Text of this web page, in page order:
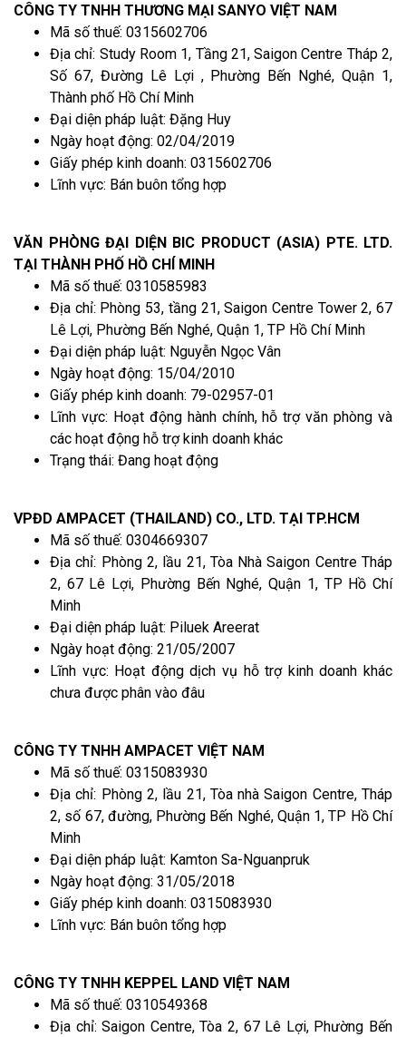
CÔNG TY TNHH THƯƠNG MẠI SANYO VIỆT NAM
Mã số thuế: 0315602706
Địa chỉ: Study Room 1, Tầng 21, Saigon Centre Tháp 2,
Số 67, Đường Lê Lợi , Phường Bến Nghé, Quận 1,
Thành phố Hồ Chí Minh
Đại diện pháp luật: Đặng Huy
Ngày hoạt động: 02/04/2019
Giấy phép kinh doanh: 0315602706
Lĩnh vực: Bán buôn tổng hợp
VĂN PHÒNG ĐẠI DIỆN BIC PRODUCT (ASIA) PTE. LTD.
TẠI THÀNH PHỐ HỒ CHÍ MINH
Mã số thuế: 0310585983
Địa chỉ: Phòng 53, tầng 21, Saigon Centre Tower 2, 67
Lê Lợi, Phường Bến Nghé, Quận 1, TP Hồ Chí Minh
Đại diện pháp luật: Nguyễn Ngọc Vân
Ngày hoạt động: 15/04/2010
Giấy phép kinh doanh: 79-02957-01
Lĩnh vực: Hoạt động hành chính, hỗ trợ văn phòng và
các hoạt động hỗ trợ kinh doanh khác
Trạng thái: Đang hoạt động
VPĐD AMPACET (THAILAND) CO., LTD. TẠI TP.HCM
Mã số thuế: 0304669307
Địa chỉ: Phòng 2, lầu 21, Tòa Nhà Saigon Centre Tháp
2, 67 Lê Lợi, Phường Bến Nghé, Quận 1, TP Hồ Chí
Minh
Đại diện pháp luật: Piluek Areerat
Ngày hoạt động: 21/05/2007
Lĩnh vực: Hoạt động dịch vụ hỗ trợ kinh doanh khác
chưa được phân vào đâu
CÔNG TY TNHH AMPACET VIỆT NAM
Mã số thuế: 0315083930
Địa chỉ: Phòng 2, lầu 21, Tòa nhà Saigon Centre, Tháp
2, số 67, đường, Phường Bến Nghé, Quận 1, TP Hồ Chí
Minh
Đại diện pháp luật: Kamton Sa-Nguanpruk
Ngày hoạt động: 31/05/2018
Giấy phép kinh doanh: 0315083930
Lĩnh vực: Bán buôn tổng hợp
CÔNG TY TNHH KEPPEL LAND VIỆT NAM
Mã số thuế: 0310549368
Địa chỉ: Saigon Centre, Tòa 2, 67 Lê Lợi, Phường Bến